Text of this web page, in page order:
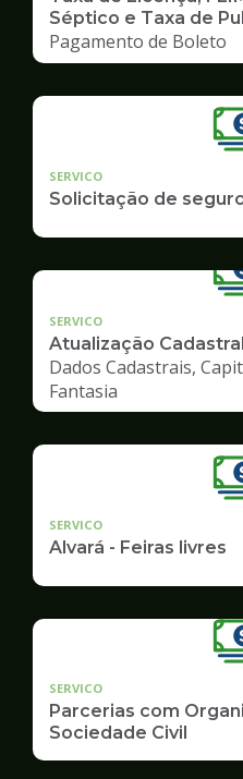
Séptico e Taxa de
Pagamento de Boleto
SERVICO
Solicitação de
SERVICO
Atualização
Dados Cadastrais,
Fantasia
SERVICO
Alvará - Feiras livres
SERVICO
Parcerias com
Sociedade Civil